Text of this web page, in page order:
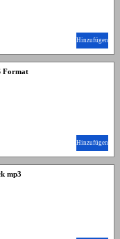
Hinzufügen
Format
Hinzufügen
mp3